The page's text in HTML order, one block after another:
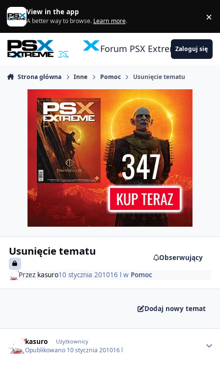
Skocz do zawartości
View in the app
A better way to browse. Learn more. ×
Forum PSX ExtremeZaloguj się
Strona główna Inne Pomoc Usunięcie tematu
Usunięcie tematu
Obserwujący
Przez kasuro10 stycznia 201016 l w Pomoc
Dodaj nowy temat
kasuro Użytkownicy
Opublikowano 10 stycznia 201016 l